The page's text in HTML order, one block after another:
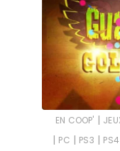
EN COOP' |
| PC | PS3 | PS4